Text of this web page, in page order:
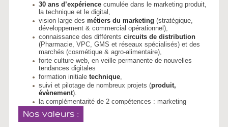
30 ans d’expériencecumulée dans le marketing produit,
la technique et le digital,
vision large des métiers du marketing (stratégique,
développement & commercial opérationnel),
connaissance des différents circuits de distribution
(Pharmacie, VPC, GMS et réseaux spécialisés) et des
marchés (cosmétique & agro-alimentaire),
forte culture web, en veille permanente de nouvelles
tendances digitales
formation initiale technique,
suivi et pilotage de nombreux projets (produit,
évènement).
la complémentarité de 2 compétences : marketing
Nos valeurs :